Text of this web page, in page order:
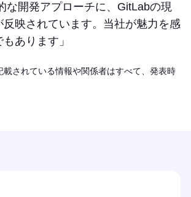
な開発アプローチに、GitLabの現
映されています。当社が魅力を感
あります」
載されている情報や関係者はすべて、発表時